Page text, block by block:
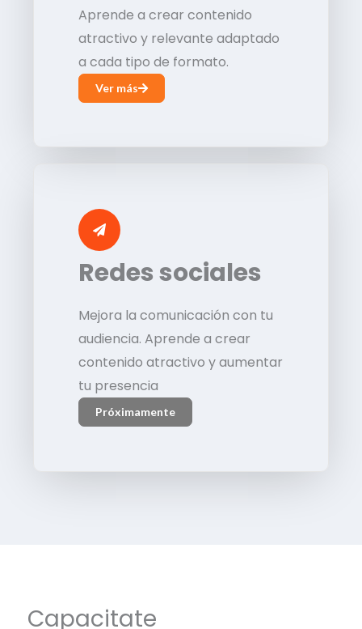
Aprende a crear contenido
atractivo y relevante adaptado
a cada tipo de formato.
Ver más
Redes sociales
Mejora la comunicación con tu
audiencia. Aprende a crear
contenido atractivo y aumentar
tu presencia
Próximamente
Capacitate